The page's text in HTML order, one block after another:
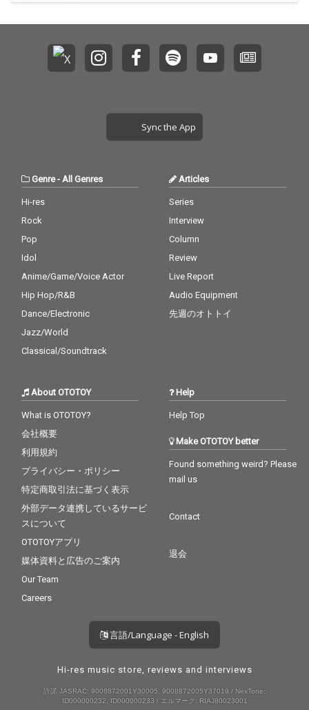
むり、パジャマで海なんかいかない、
She Her Her Hersら26組
Sync the App
Genre-All Genres
Hi-res
Rock
Pop
Idol
Anime/Game/Voice Actor
Hip Hop/R&B
Dance/Electronic
Jazz/World
Classical/Soundtrack
Articles
Series
Interview
Column
Review
Live Report
Audio Equipment
先週のオトトイ
About OTOTOY
What is OTOTOY?
会社概要
利用規約
プライバシー・ポリシー
特定商取引法に基づく表示
外部データ連携しているサービ
スについて
OTOTOYアプリ
媒体資料と広告のご案内
Our Team
Careers
Help
Help Top
Make OTOTOY better
Found something weird? Please
mail us
Contact
退会
言語/Language - English
Hi-res music store, reviews and interviews
許諾 JASRAC: 9008872001Y30005, 9008872005Y37019 / NexTone:
ID000000232, ID000000233 / エルマーク: RIAJ80023001